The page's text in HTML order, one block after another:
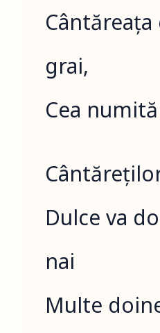
Cântăreața
grai,
Cea
Dulce va
nai
Multe